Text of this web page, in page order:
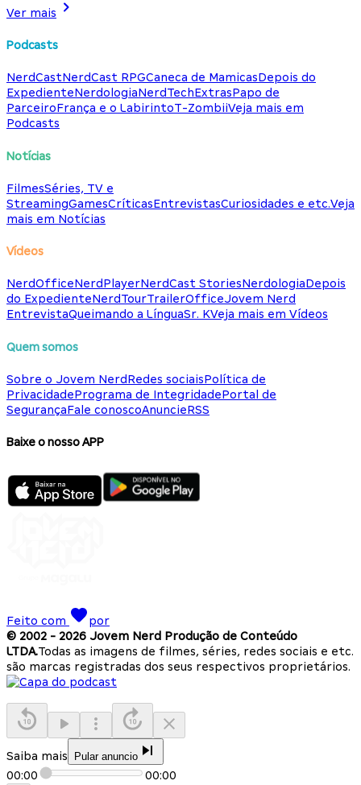
Ver mais
Podcasts
NerdCastNerdCast RPGCaneca de MamicasDepois do
ExpedienteNerdologiaNerdTechExtrasPapo de
ParceiroFrança e o LabirintoT-ZombiiVeja mais em
Podcasts
Notícias
FilmesSéries, TV e
StreamingGamesCríticasEntrevistasCuriosidades e etc.Veja
mais em Notícias
Vídeos
NerdOfficeNerdPlayerNerdCast StoriesNerdologiaDepois
do ExpedienteNerdTourTrailerOfficeJovem Nerd
EntrevistaQueimando a LínguaSr. KVeja mais em Vídeos
Quem somos
Sobre o Jovem NerdRedes sociaisPolítica de
PrivacidadePrograma de IntegridadePortal de
SegurançaFale conoscoAnuncieRSS
Baixe o nosso APP
Feito com
por
© 2002 - 2026 Jovem Nerd Produção de Conteúdo
LTDA.Todas as imagens de filmes, séries, redes sociais e etc.
são marcas registradas dos seus respectivos proprietários.
Saiba mais Pular anuncio
00:00 00:00